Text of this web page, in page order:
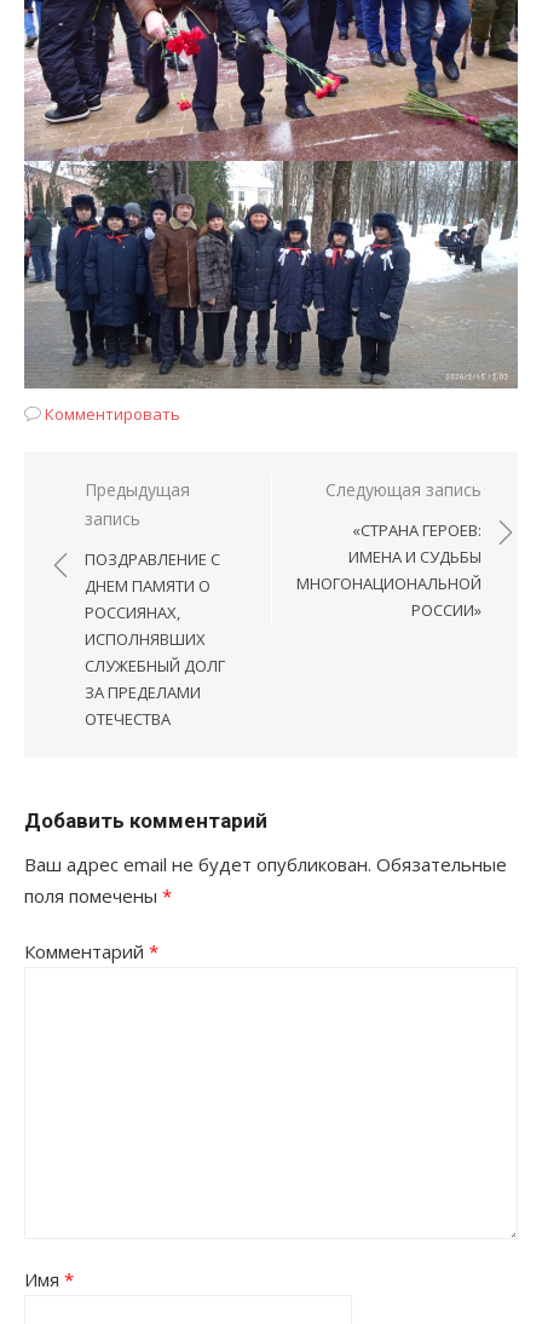
Комментировать
Навигация
записям
Предыдущая
запись
ПОЗДРАВЛЕНИЕ С
ДНЕМ ПАМЯТИ О
РОССИЯНАХ,
ИСПОЛНЯВШИХ
СЛУЖЕБНЫЙ ДОЛГ
ЗА ПРЕДЕЛАМИ
ОТЕЧЕСТВА
Следующая запись
«СТРАНА ГЕРОЕВ:
ИМЕНА И СУДЬБЫ
МНОГОНАЦИОНАЛЬНОЙ
РОССИИ»
Добавить комментарий
Ваш адрес email не будет опубликован. Обязательные
поля помечены *
Комментарий *
Имя *